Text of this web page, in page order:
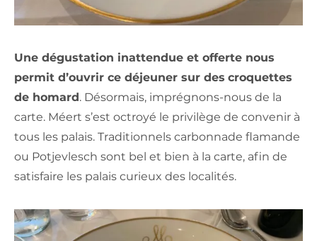
Une dégustation inattendue et offerte nous
permit d’ouvrir ce déjeuner sur des croquettes
de homard. Désormais, imprégnons-nous de la
carte. Méert s’est octroyé le privilège de convenir à
tous les palais. Traditionnels carbonnade flamande
ou Potjevlesch sont bel et bien à la carte, afin de
satisfaire les palais curieux des localités.